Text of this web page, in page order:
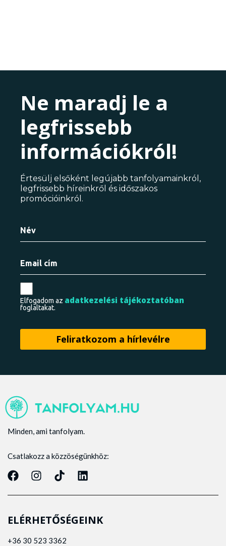
Ne maradj le a
legfrissebb
információkról!
Értesülj elsőként legújabb tanfolyamainkról,
legfrissebb híreinkről és időszakos
promócióinkról.
Elfogadom az adatkezelési tájékoztatóban
foglaltakat.
Minden, ami tanfolyam.
Csatlakozz a közzöségünkhöz:
ELÉRHETŐSÉGEINK
+36 30 523 3362